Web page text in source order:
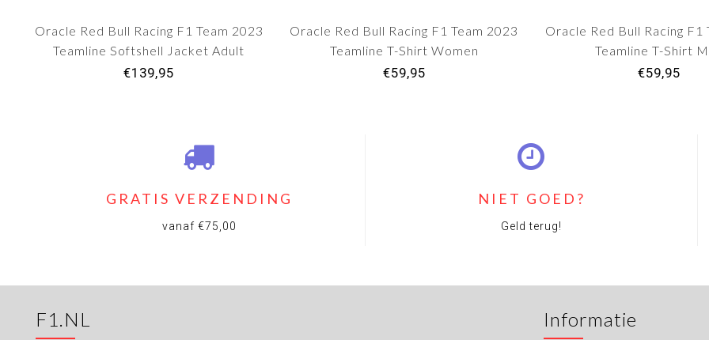
Oracle Red Bull Racing F1 Team 2023
Teamline Softshell Jacket Adult
€139,95
Oracle Red Bull Racing F1 Team 2023
Teamline T-Shirt Women
€59,95
Oracle Red Bull Racing F1
Teamline T-Shirt
€59,95
GRATIS VERZENDING
vanaf €75,00
NIET GOED?
Geld terug!
F1.NL Informatie